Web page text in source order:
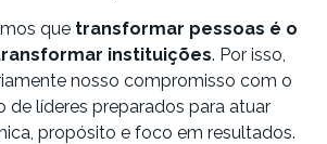
que transformar pessoas é o
instituições. Por isso,
nosso compromisso com o
de líderes preparados para atuar
propósito e foco em resultados.